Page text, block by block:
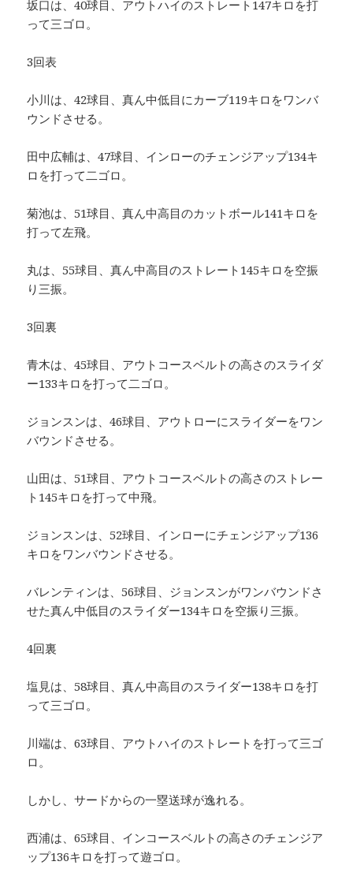
坂口は、40球目、アウトハイのストレート147キロを打
って三ゴロ。
3回表
小川は、42球目、真ん中低目にカーブ119キロをワンバ
ウンドさせる。
田中広輔は、47球目、インローのチェンジアップ134キ
ロを打って二ゴロ。
菊池は、51球目、真ん中高目のカットボール141キロを
打って左飛。
丸は、55球目、真ん中高目のストレート145キロを空振
り三振。
3回裏
青木は、45球目、アウトコースベルトの高さのスライダ
ー133キロを打って二ゴロ。
ジョンスンは、46球目、アウトローにスライダーをワン
バウンドさせる。
山田は、51球目、アウトコースベルトの高さのストレー
ト145キロを打って中飛。
ジョンスンは、52球目、インローにチェンジアップ136
キロをワンバウンドさせる。
バレンティンは、56球目、ジョンスンがワンバウンドさ
せた真ん中低目のスライダー134キロを空振り三振。
4回裏
塩見は、58球目、真ん中高目のスライダー138キロを打
って三ゴロ。
川端は、63球目、アウトハイのストレートを打って三ゴ
ロ。
しかし、サードからの一塁送球が逸れる。
西浦は、65球目、インコースベルトの高さのチェンジア
ップ136キロを打って遊ゴロ。